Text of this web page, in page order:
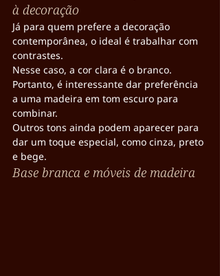
à decoração
Já para quem prefere a decoração
contemporânea, o ideal é trabalhar com
contrastes.
Nesse caso, a cor clara é o branco.
Portanto, é interessante dar preferência
a uma madeira em tom escuro para
combinar.
Outros tons ainda podem aparecer para
dar um toque especial, como cinza, preto
e bege.
Base branca e móveis de madeira